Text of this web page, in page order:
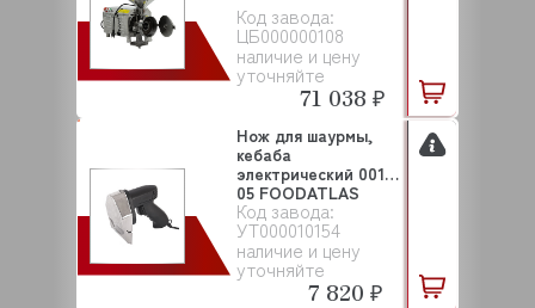
Код завода:
ЦБ000000108
наличие и цену
уточняйте
71 038 ₽
Код завода:
УТ000010154
наличие и цену
уточняйте
Нож для шаурмы,
кебаба
электрический 0012-
05 FOODATLAS
7 820 ₽